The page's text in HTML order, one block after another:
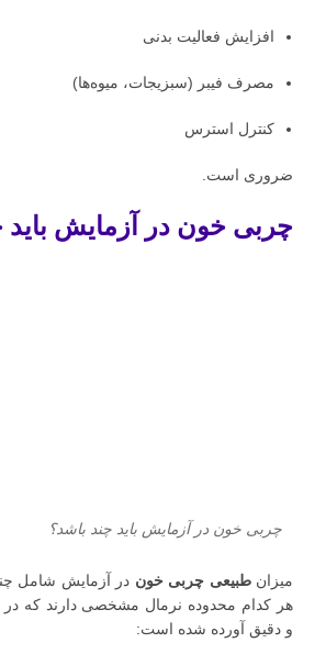
افزایش فعالیت بدنی
مصرف فیبر (سبزیجات، میوه‌ها)
کنترل استرس
ضروری است.
چربی خون در آزمایش باید
چربی خون در آزمایش باید چند باشد؟
میزانطبیعی چربی خون در آزمایش شامل
هر کدام محدوده نرمال مشخصی دارند که
و دقیق آورده شده است: